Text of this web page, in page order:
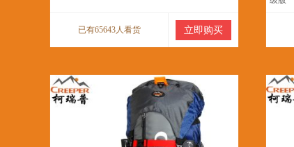
已有65643人看货 立即购买